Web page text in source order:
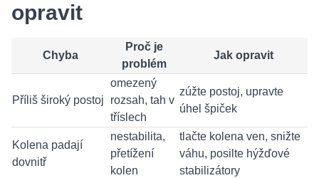
opravit
Chyba
Proč je
problém
Jak opravit
Příliš široký postoj
omezený
rozsah, tah v
tříslech
zúžte postoj, upravte
úhel špiček
Kolena padají
dovnitř
nestabilita,
přetížení
kolen
tlačte kolena ven, snižte
váhu, posilte hýžďové
stabilizátory